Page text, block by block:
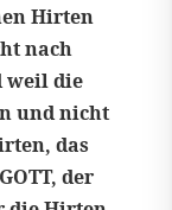
Hirten
nach
weil die
und nicht
das
der